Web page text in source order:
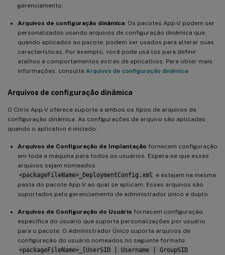
gerenciamento.
Arquivos de configuração dinâmica: Os pacotes App-V podem ser
personalizados usando arquivos de configuração dinâmica que,
quando aplicados ao pacote, podem ser usados para alterar suas
características. Por exemplo, você pode usá-los para definir
atalhos e comportamentos extras de aplicativos. Para obter mais
informações, consulte Arquivos de configuração dinâmica
Arquivos de configuração dinâmica
O Citrix App-V oferece suporte a ambos os tipos de arquivos de
configuração dinâmica. As configurações de arquivo são aplicadas
quando o aplicativo é iniciado:
Arquivos de Configuração de Implantação fornecem configuração
em toda a máquina para todos os usuários. Espera-se que esses
arquivos sejam nomeados
<packageFileName>_DeploymentConfig.xml
e estejam na mesma
pasta do pacote App-V ao qual se aplicam. Esses arquivos são
suportados pelo gerenciamento de administrador único e duplo.
Arquivos de Configuração do Usuário fornecem configuração
específica do usuário que suporta personalizações por usuário
para o pacote. O Administrador Único suporta arquivos de
configuração do usuário nomeados no seguinte formato:
<packageFileName>_[UserSID | Username | GroupSID